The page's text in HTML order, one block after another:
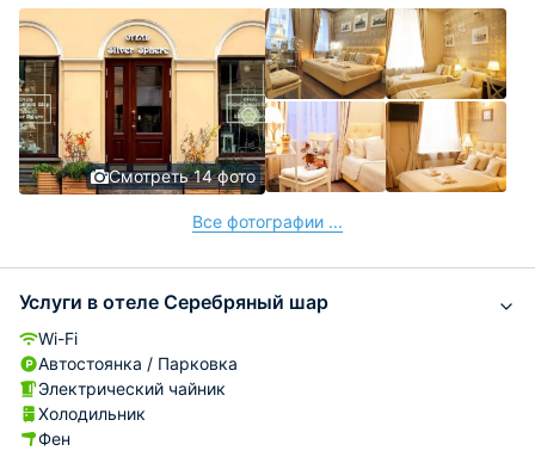
Смотреть 14 фото
Все фотографии ...
Услуги в отеле Серебряный шар
Wi-Fi
Автостоянка / Парковка
Электрический чайник
Холодильник
Фен